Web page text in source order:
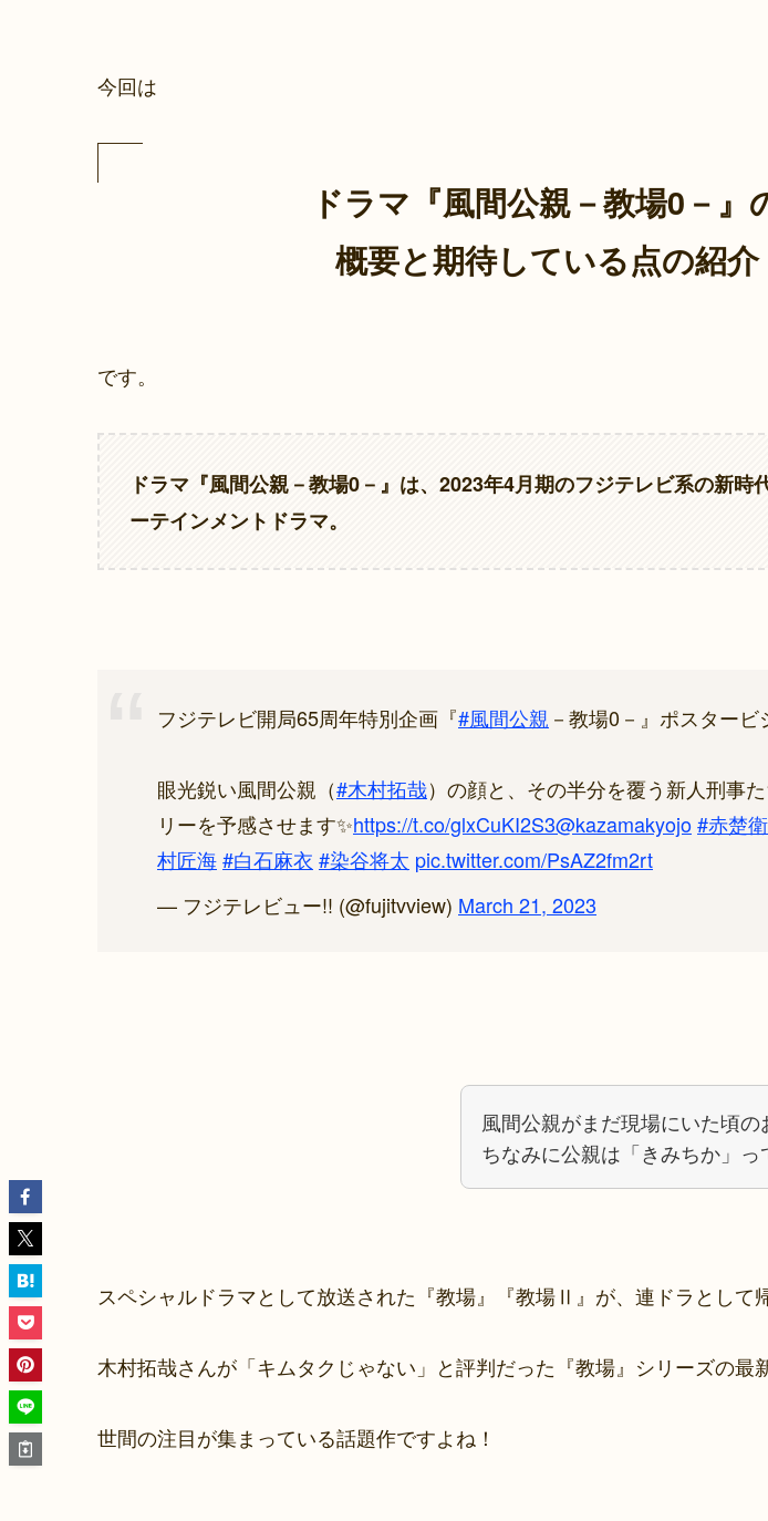
今回は
ドラマ『風間公親－教場0－』
概要と期待している点の紹介
です。
ドラマ『風間公親－教場0－ 』は、2023年4月期のフジテレビ系の新時
ーテインメントドラマ。
フジテレビ開局65周年特別企画『#風間公親 －教場0－』ポスター
眼光鋭い風間公親（#木村拓哉）の顔と、その半分を覆う新人刑事
リーを予感させます✨https://t.co/glxCuKI2S3@kazamakyojo#赤楚
村匠海#白石麻衣 #染谷将太 pic.twitter.com/PsAZ2fm2rt
— フジテレビュー!! (@fujitvview) March 21, 2023
風間公親がまだ現場にいた頃の
ちなみに公親は「きみちか」っ
スペシャルドラマとして放送された『教場』『教場Ⅱ』が、連ドラとして
木村拓哉さんが「キムタクじゃない」と評判だった『教場』シリーズの最新
世間の注目が集まっている話題作ですよね！